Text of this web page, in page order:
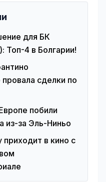
для БК
Топ-4 в Болгарии!
сделки по
побили
из-за Эль-Ниньо
в кино с